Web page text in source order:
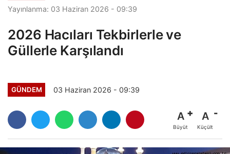
Yayınlanma: 03 Haziran 2026 - 09:39
2026 Hacıları Tekbirlerle ve
Güllerle Karşılandı
GÜNDEM 03 Haziran 2026 - 09:39
A
Büyüt
A
Küçült